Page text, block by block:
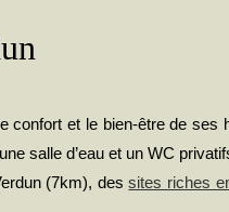
et le bien-être de
salle d’eau et un WC
(7km), dessites riches